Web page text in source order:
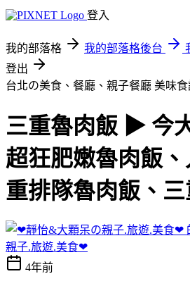
登入
我的部落格 我的部落格後台
登出
台北の美食、餐廳、親子餐廳 美味食
三重魯肉飯 ▶ 今
超狂肥嫩魯肉飯
重排隊魯肉飯、
親子.旅遊.美食❤
4年前